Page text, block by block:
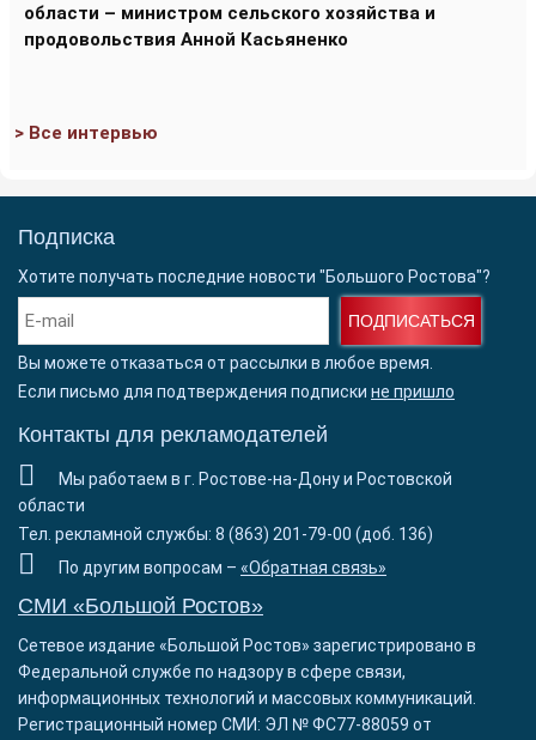
области – министром сельского хозяйства и
продовольствия Анной Касьяненко
> Все интервью
Подписка
Хотите получать последние новости "Большого Ростова"?
ПОДПИСАТЬСЯ
Вы можете отказаться от рассылки в любое время.
Если письмо для подтверждения подписки не пришло
Контакты для рекламодателей
Мы работаем в г. Ростове-на-Дону и Ростовской
области
Тел. рекламной службы: 8 (863) 201-79-00 (доб. 136)
По другим вопросам – «Обратная связь»
СМИ «Большой Ростов»
Сетевое издание «Большой Ростов» зарегистрировано в
Федеральной службе по надзору в сфере связи,
информационных технологий и массовых коммуникаций.
Регистрационный номер СМИ: ЭЛ № ФС77-88059 от